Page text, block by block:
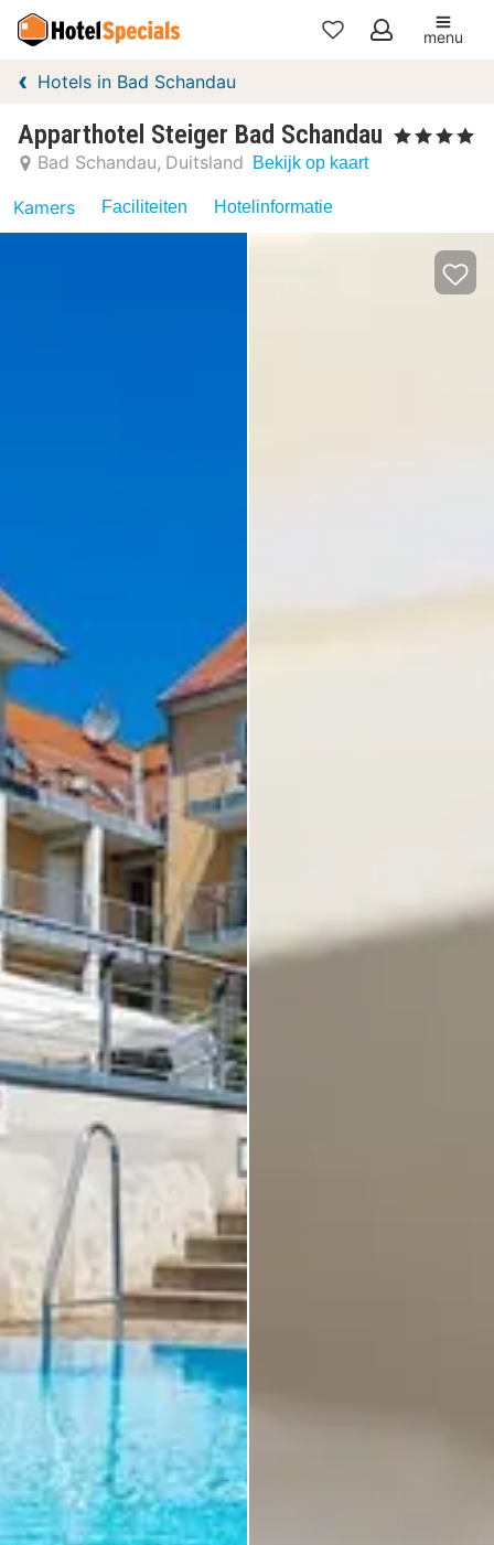
Mijn
menu
Hotels in Bad Schandau
Apparthotel Steiger Bad Schandau , 4 Sterren
Bad Schandau Duitsland Bekijk op kaart
Kamers Faciliteiten Hotelinformatie